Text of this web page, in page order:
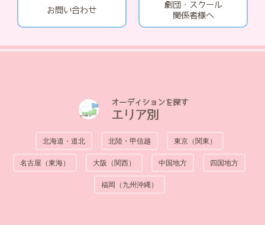
お問い合わせ
劇団・スクール
関係者様へ
オーディションを探す
エリア別
北海道・道北 北陸・甲信越 東京（関東）
名古屋（東海） 大阪（関西） 中国地方 四国地方
福岡（九州沖縄）